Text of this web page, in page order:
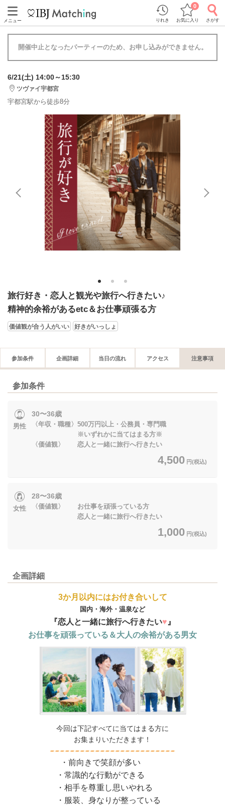
メニュー りれき お気に入り
0
さがす
開催中止となったパーティーのため、お申し込みができません。
6/21(土) 14:00～15:30
ツヴァイ宇都宮
宇都宮駅から徒歩8分
1 2 3
旅行好き・恋人と観光や旅行へ行きたい♪
精神的余裕があるetc＆お仕事頑張る方
価値観が合う人がいい 好きがいっしょ
参加条件 企画詳細 当日の流れ アクセス 注意事項
参加条件
男性
30〜36歳
〈年収・職種〉500万円以上・公務員・専門職
※いずれかに当てはまる方※
〈価値観〉 恋人と一緒に旅行へ行きたい
4,500 円(税込)
女性
28〜36歳
〈価値観〉 お仕事を頑張っている方
恋人と一緒に旅行へ行きたい
1,000 円(税込)
企画詳細
3か月以内にはお付き合いして
国内・海外・温泉など
『恋人と一緒に旅行へ行きたい♥ 』
お仕事を頑張っている＆大人の余裕がある男女
今回は下記すべてに当てはまる方に
お集まりいただきます！
・前向きで笑顔が多い
・常識的な行動ができる
・相手を尊重し思いやれる
・服装、身なりが整っている